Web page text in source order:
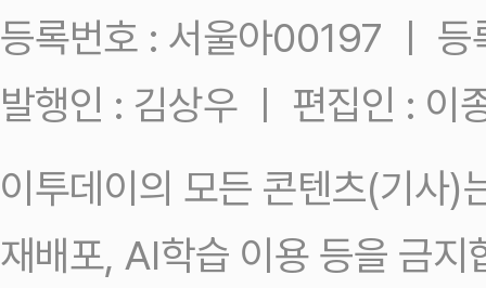
등록번호 : 서울아00197 ㅣ
발행인 : 김상우 ㅣ 편집인 : 이
이투데이의 모든 콘텐츠(기사)
재배포, AI학습 이용 등을 금지